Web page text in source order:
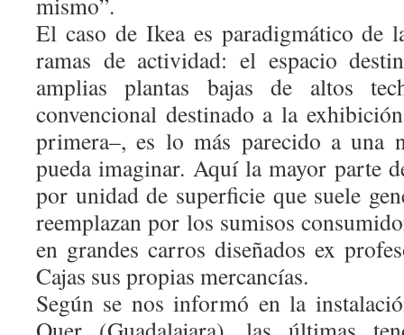
El caso de Ikea es paradigmático de
ramas de actividad: el espacio
amplias plantas bajas de altos
convencional destinado a la
primera–, es lo más parecido a una
pueda imaginar. Aquí la mayor parte
por unidad de superficie que suele
reemplazan por los sumisos
en grandes carros diseñados ex
Cajas sus propias mercancías.
Según se nos informó en la